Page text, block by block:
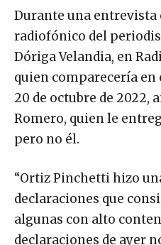
Durante una entrevista
radiofónico del
Dóriga Velandia, en
quien comparecería
20 de octubre de 2022,
Romero, quien le
pero no él.
“Ortiz Pinchetti hizo
declaraciones que
algunas con alto
declaraciones de ayer